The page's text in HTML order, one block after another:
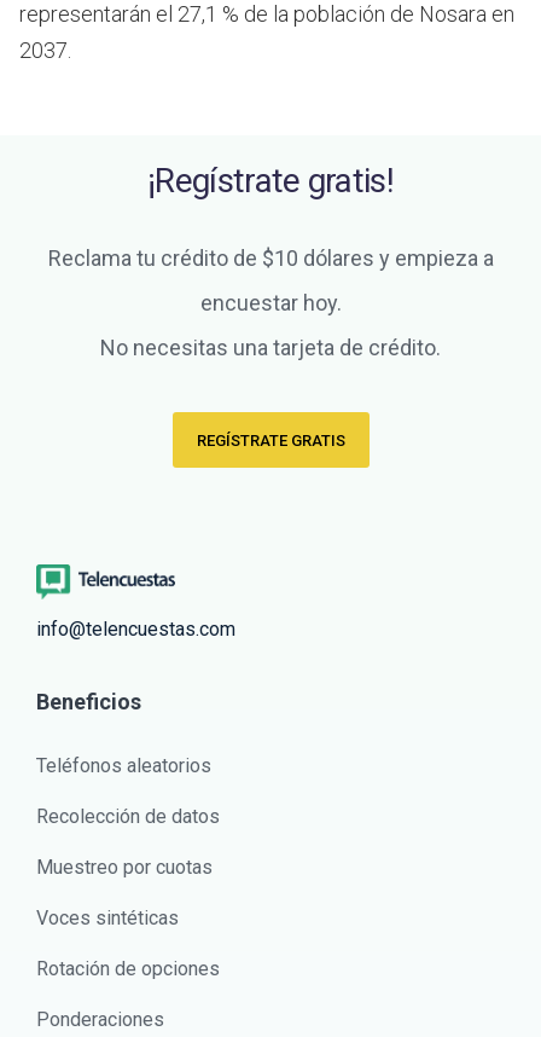
representarán el 27,1 % de la población de Nosara en
2037.
¡Regístrate gratis!
Reclama tu crédito de $10 dólares y empieza a
encuestar hoy.
No necesitas una tarjeta de crédito.
REGÍSTRATE GRATIS
info@telencuestas.com
Beneficios
Teléfonos aleatorios
Recolección de datos
Muestreo por cuotas
Voces sintéticas
Rotación de opciones
Ponderaciones